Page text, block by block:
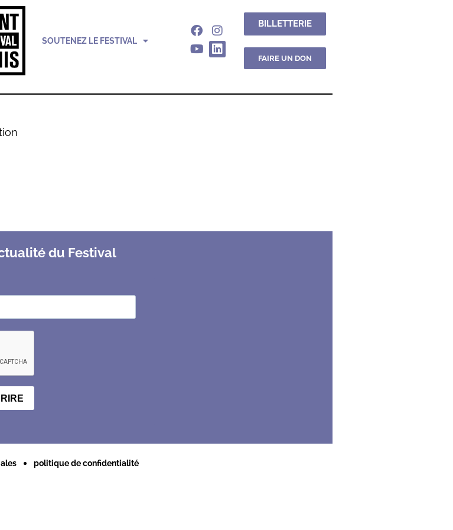
SOUTENEZ LE FESTIVAL
BILLETTERIE
FAIRE UN DON
du Festival
politique de confidentialité